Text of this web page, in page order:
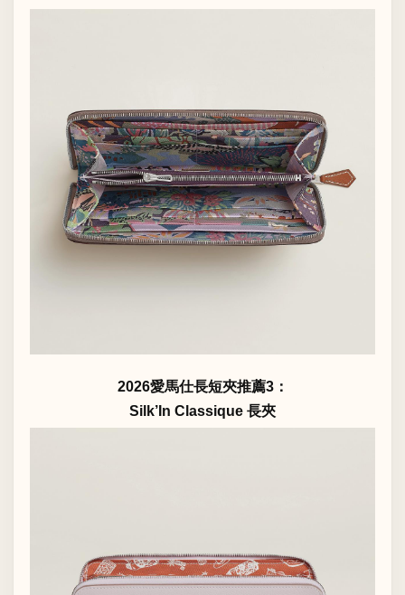
2026愛馬仕長短夾推薦3：
Silk’In Classique 長夾